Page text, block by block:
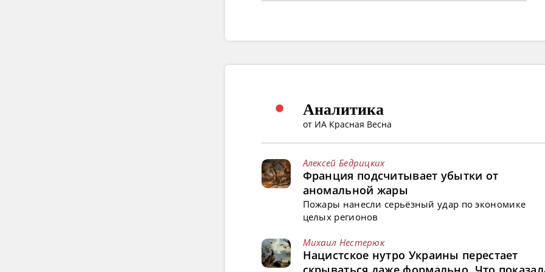
Аналитика
от ИА Красная Весна
Алексей Бедрицких
Франция подсчитывает убытки от
аномальной жары
Пожары нанесли серьёзный удар по экономике
целых регионов
Михаил Нестерюк
Нацистское нутро Украины перестает